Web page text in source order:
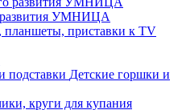
развития УМНИЦА
приставки к TV
Детские горшки и